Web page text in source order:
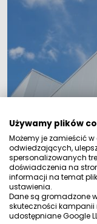
Używamy plików
Możemy je zamieścić
odwiedzających,
spersonalizowanych
doświadczenia na
informacji na temat
ustawienia.
Dane są gromadzone
skuteczności
udostępniane Google